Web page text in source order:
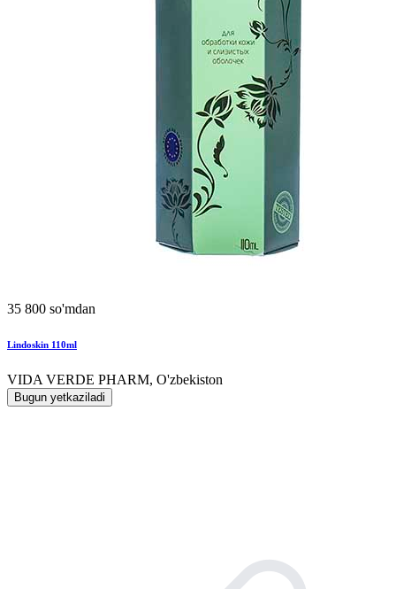
35 800 so'mdan
Lindoskin 110ml
VIDA VERDE PHARM, O'zbekiston
Bugun yetkaziladi